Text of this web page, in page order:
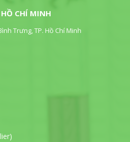
CHÍ MINH
Trưng, TP. Hồ Chí Minh